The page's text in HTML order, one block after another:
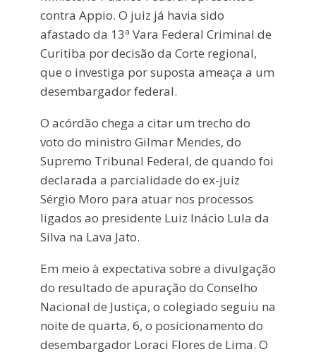
contra Appio. O juiz já havia sido
afastado da 13ª Vara Federal Criminal de
Curitiba por decisão da Corte regional,
que o investiga por suposta ameaça a um
desembargador federal.
O acórdão chega a citar um trecho do
voto do ministro Gilmar Mendes, do
Supremo Tribunal Federal, de quando foi
declarada a parcialidade do ex-juiz
Sérgio Moro para atuar nos processos
ligados ao presidente Luiz Inácio Lula da
Silva na Lava Jato.
Em meio à expectativa sobre a divulgação
do resultado de apuração do Conselho
Nacional de Justiça, o colegiado seguiu na
noite de quarta, 6, o posicionamento do
desembargador Loraci Flores de Lima. O